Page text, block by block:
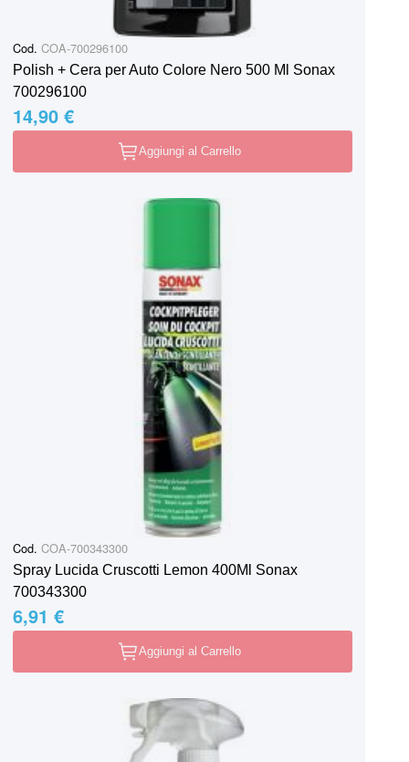
Cod. COA-700296100
Polish + Cera per Auto Colore Nero 500 Ml Sonax
700296100
14,90 €
Aggiungi al Carrello
Cod. COA-700343300
Spray Lucida Cruscotti Lemon 400Ml Sonax
700343300
6,91 €
Aggiungi al Carrello